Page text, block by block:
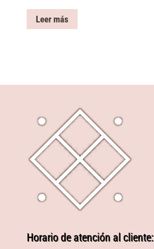
Leer más
Horario de atención al cliente: